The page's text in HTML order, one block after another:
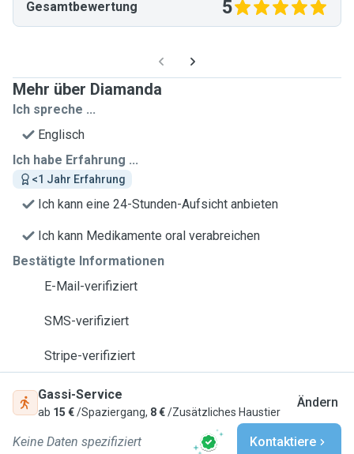
Gesamtbewertung 5
Mehr über Diamanda
Ich spreche ...
Englisch
Ich habe Erfahrung ...
<1 Jahr Erfahrung
Ich kann eine 24-Stunden-Aufsicht anbieten
Ich kann Medikamente oral verabreichen
Bestätigte Informationen
E-Mail-verifiziert
SMS-verifiziert
Stripe-verifiziert
Gassi-Service
ab 15 €/Spaziergang, 8 €/Zusätzliches Haustier
Ändern
Keine Daten spezifiziert Kontaktiere